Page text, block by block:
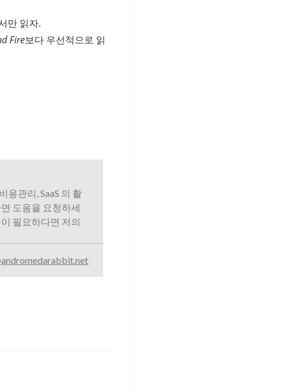
만 읽자.
Fire보다 우선적으로 읽
용관리, SaaS 의 활
도움을 요청하세
필요하다면 저의